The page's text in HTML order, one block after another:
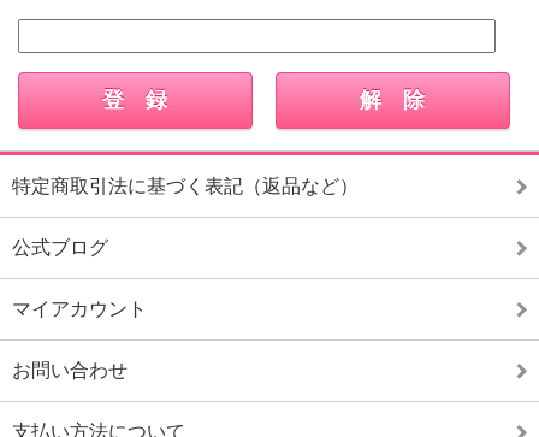
特定商取引法に基づく表記（返品など）
公式ブログ
マイアカウント
お問い合わせ
支払い方法について